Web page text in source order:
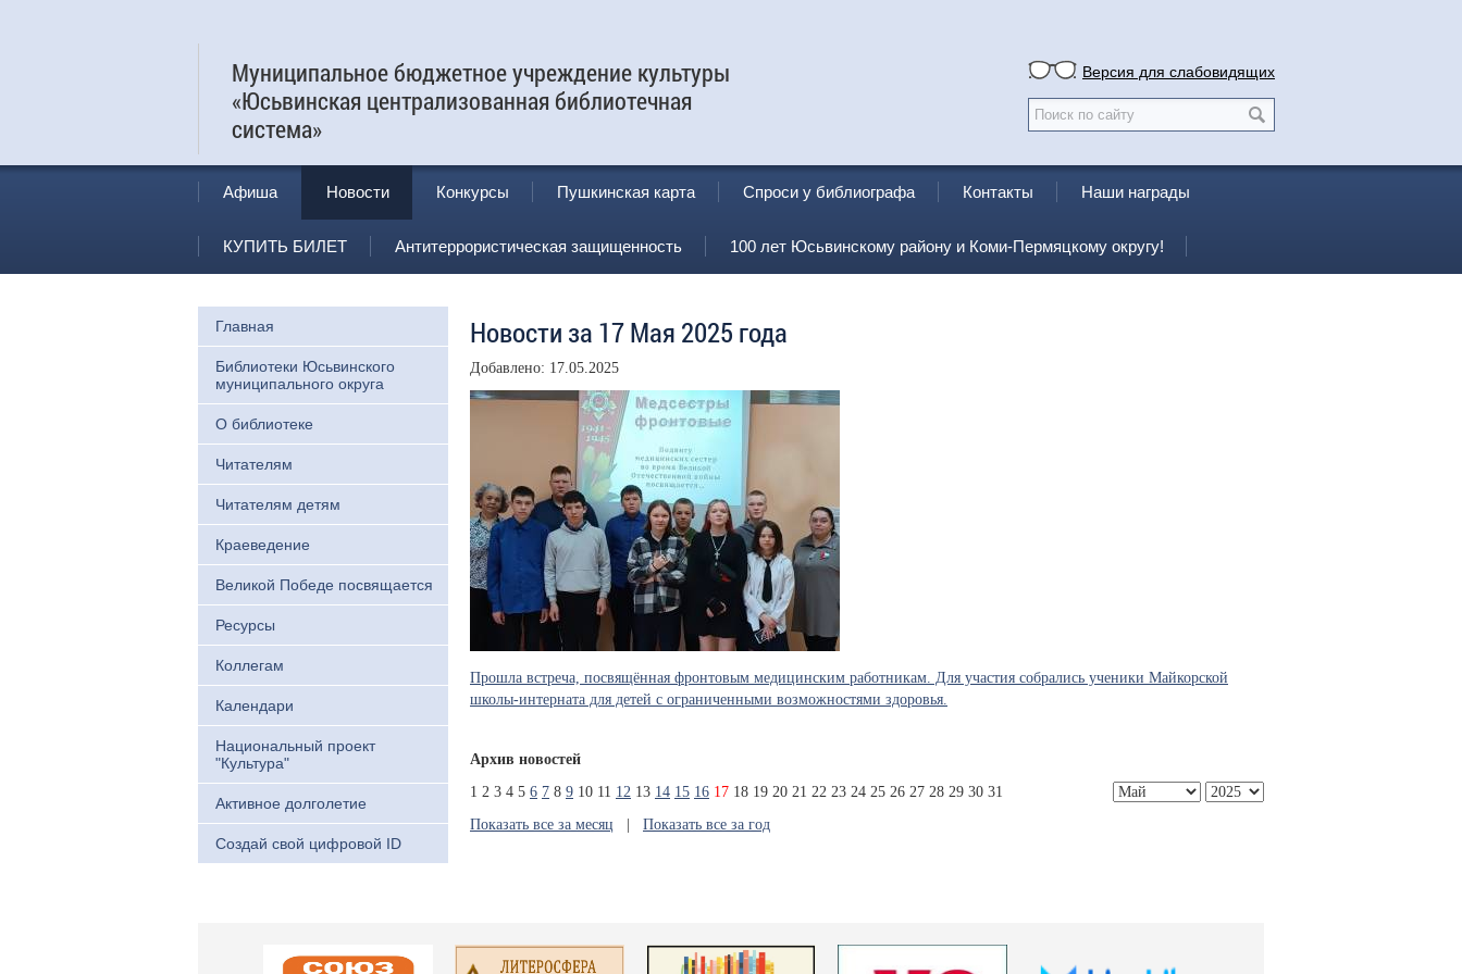
Муниципальное бюджетное учреждение культуры
«Юсьвинская централизованная библиотечная
система»
Версия для слабовидящих
Афиша Новости Конкурсы Пушкинская карта Спроси у библиографа Контакты Наши награды
КУПИТЬ БИЛЕТ Антитеррористическая защищенность 100 лет Юсьвинскому району и Коми-Пермяцкому округу!
Главная
Библиотеки Юсьвинского
муниципального округа
О библиотеке
Читателям
Читателям детям
Краеведение
Великой Победе посвящается
Ресурсы
Коллегам
Календари
Национальный проект
"Культура"
Активное долголетие
Создай свой цифровой ID
Новости за 17 Мая 2025 года
Добавлено: 17.05.2025
Прошла встреча, посвящённая фронтовым медицинским работникам. Для участия собрались ученики Майкорской
школы-интерната для детей с ограниченными возможностями здоровья.
Архив новостей
1 2 3 4 5 6 7 8 9 10 11 12 13 14 15 16 17 18 19 20 21 22 23 24 25 26 27 28 29 30 31
Показать все за месяц
Показать все за год